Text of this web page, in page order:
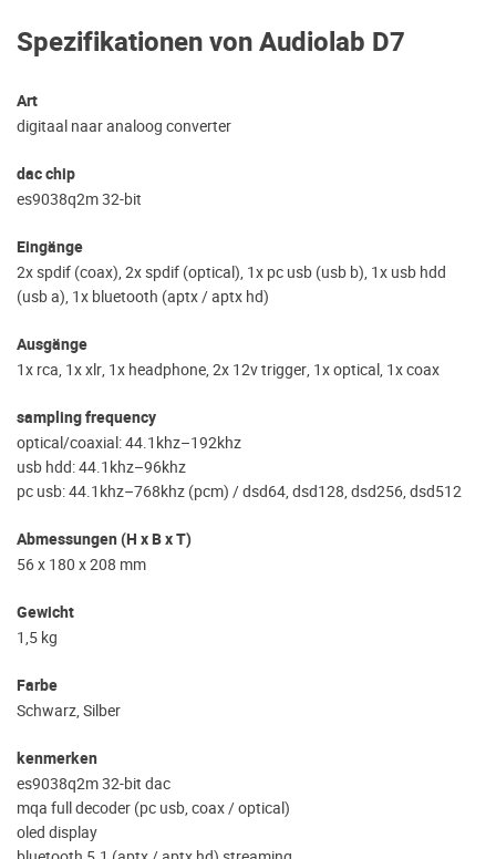
Spezifikationen von Audiolab D7
Art
digitaal naar analoog converter
dac chip
es9038q2m 32-bit
Eingänge
2x spdif (coax), 2x spdif (optical), 1x pc usb (usb b), 1x usb hdd
(usb a), 1x bluetooth (aptx / aptx hd)
Ausgänge
1x rca, 1x xlr, 1x headphone, 2x 12v trigger, 1x optical, 1x coax
sampling frequency
optical/coaxial: 44.1khz–192khz
usb hdd: 44.1khz–96khz
pc usb: 44.1khz–768khz (pcm) / dsd64, dsd128, dsd256, dsd512
Abmessungen (H x B x T)
56 x 180 x 208 mm
Gewicht
1,5 kg
Farbe
Schwarz, Silber
kenmerken
es9038q2m 32-bit dac
mqa full decoder (pc usb, coax / optical)
oled display